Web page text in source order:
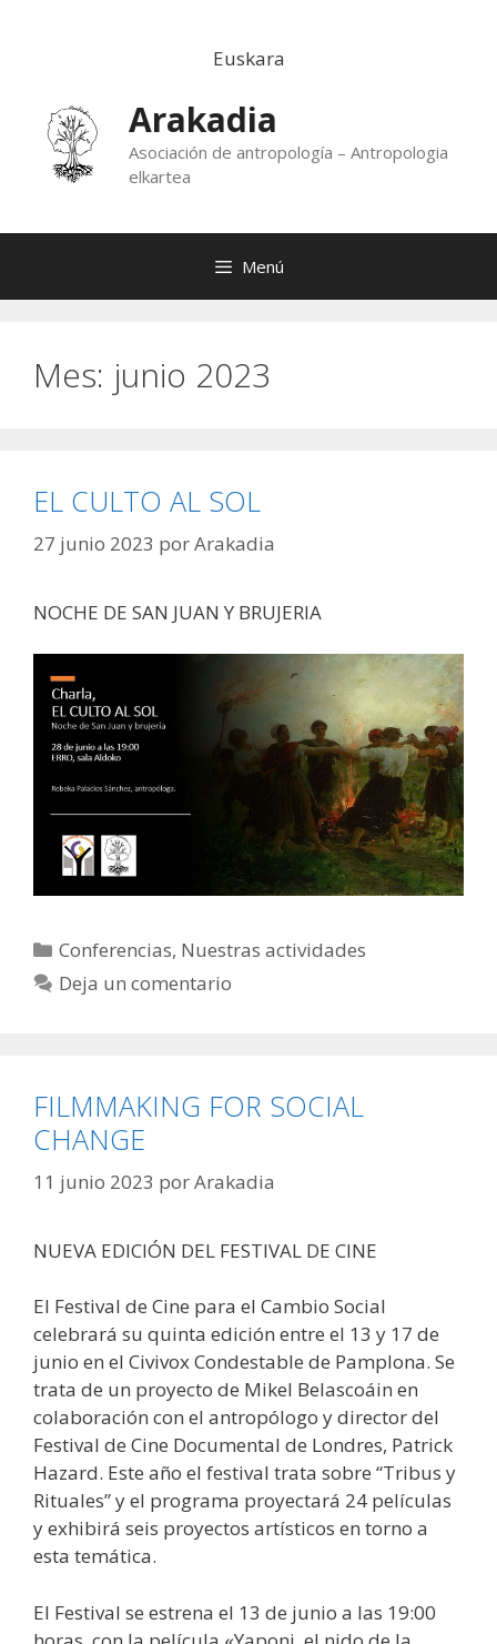
Euskara
Arakadia
Asociación de antropología – Antropologia
elkartea
Menú
Mes: junio 2023
EL CULTO AL SOL
27 junio 2023 porArakadia
NOCHE DE SAN JUAN Y BRUJERIA
Categorías
Conferencias, Nuestras actividades
Deja un comentario
FILMMAKING FOR SOCIAL
CHANGE
11 junio 2023 porArakadia
NUEVA EDICIÓN DEL FESTIVAL DE CINE
El Festival de Cine para el Cambio Social
celebrará su quinta edición entre el 13 y 17 de
junio en el Civivox Condestable de Pamplona. Se
trata de un proyecto de Mikel Belascoáin en
colaboración con el antropólogo y director del
Festival de Cine Documental de Londres, Patrick
Hazard. Este año el festival trata sobre “Tribus y
Rituales” y el programa proyectará 24 películas
y exhibirá seis proyectos artísticos en torno a
esta temática.
El Festival se estrena el 13 de junio a las 19:00